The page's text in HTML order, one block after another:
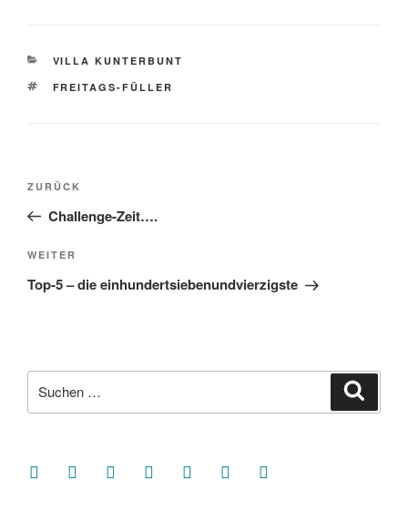
KATEGORIEN
VILLA KUNTERBUNT
SCHLAGWÖRTER
FREITAGS-FÜLLER
Beitragsnavigation
Vorheriger
Beitrag
ZURÜCK
Challenge-Zeit….
Nächster
Beitrag
WEITER
Top-5 – die einhundertsiebenundvierzigste
nach:
facebooksoundcloud
twitter mastodoninstagramthreads goodreads